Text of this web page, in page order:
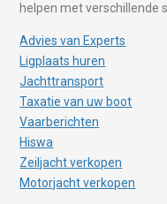
helpen met verschillende
Advies van Experts
Ligplaats huren
Jachttransport
Taxatie van uw boot
Vaarberichten
Hiswa
Zeiljacht verkopen
Motorjacht verkopen